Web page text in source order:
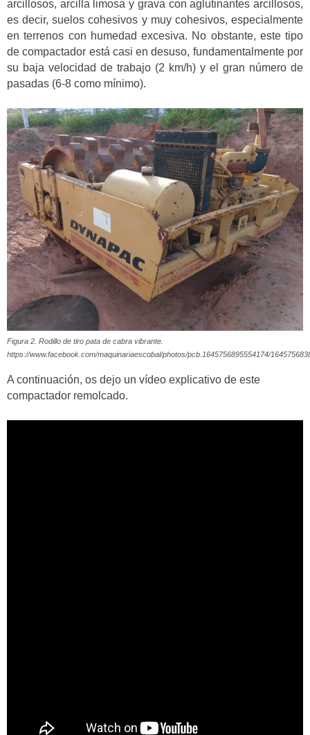
arcillosos, arcilla limosa y grava con aglutinantes arcillosos,
es decir, suelos cohesivos y muy cohesivos, especialmente
en terrenos con humedad excesiva. No obstante, este tipo
de compactador está casi en desuso, fundamentalmente por
su baja velocidad de trabajo (2 km/h) y el gran número de
pasadas (6-8 como mínimo).
Figura 2. Rodillo de tiro pata de cabra vibrante.
https://www.facebook.com/maquinariaescobal/photos/pcb.1645756895554174/
A continuación, os dejo un vídeo explicativo de este
compactador remolcado.